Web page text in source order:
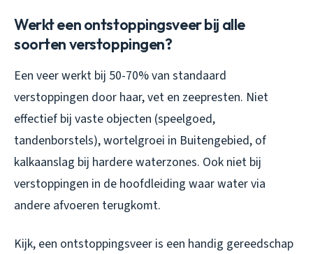
Werkt een ontstoppingsveer bij alle
soorten verstoppingen?
Een veer werkt bij 50-70% van standaard
verstoppingen door haar, vet en zeepresten. Niet
effectief bij vaste objecten (speelgoed,
tandenborstels), wortelgroei in Buitengebied, of
kalkaanslag bij hardere waterzones. Ook niet bij
verstoppingen in de hoofdleiding waar water via
andere afvoeren terugkomt.
Kijk, een ontstoppingsveer is een handig gereedschap